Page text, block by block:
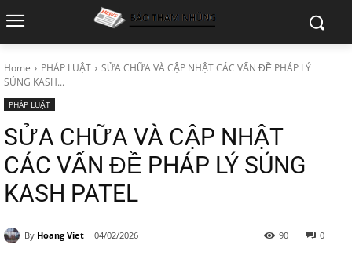
Home PHÁP LUẬT
SỬA CHỮA VÀ CẬP NHẬT CÁC VẤN ĐỀ PHÁP LÝ
SÚNG KASH...
PHÁP LUẬT
SỬA CHỮA VÀ CẬP NHẬT
CÁC VẤN ĐỀ PHÁP LÝ SÚNG
KASH PATEL
By Hoang Viet 04/02/2026 0
90